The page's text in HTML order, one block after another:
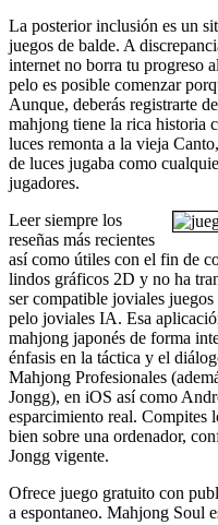
La posterior inclusión es un
juegos de balde. A
internet no borra tu progreso
pelo es posible comenzar
Aunque, deberás registrarte
mahjong tiene la rica historia
luces remonta a la vieja
de luces jugaba como
jugadores.
Leer siempre los
reseñas más recientes
así­ como útiles con el fin de
lindos gráficos 2D y no ha
ser compatible joviales
pelo joviales IA. Esa
mahjong japonés de forma
énfasis en la táctica y el
Mahjong Profesionales
Jongg), en iOS así­ como
esparcimiento real. Compites
bien sobre una ordenador,
Jongg vigente.
Ofrece juego gratuito con
a espontaneo. Mahjong Soul